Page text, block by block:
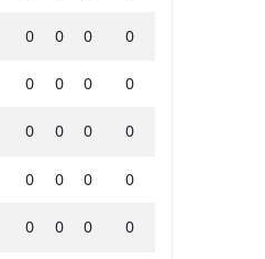
0 0 0 0
0 0 0 0
0 0 0 0
0 0 0 0
0 0 0 0